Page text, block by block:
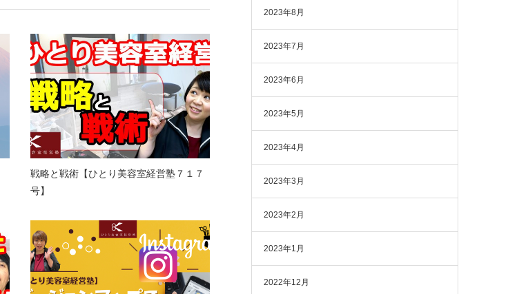
戦略と戦術【ひとり美容室経営塾７１７
号】
2023年8月
2023年7月
2023年6月
2023年5月
2023年4月
2023年3月
2023年2月
2023年1月
2022年12月